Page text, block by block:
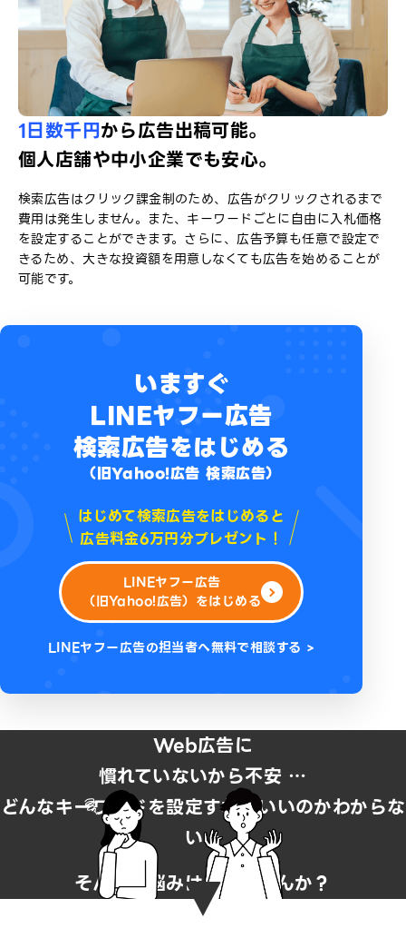
1日数千円から広告出稿可能。
個人店舗や中小企業でも安心。
検索広告はクリック課金制のため、広告がクリックされるまで
費用は発生しません。また、キーワードごとに自由に入札価格
を設定することができます。さらに、広告予算も任意で設定で
きるため、大きな投資額を用意しなくても広告を始めることが
可能です。
いますぐ
LINEヤフー広告
検索広告をはじめる
（旧Yahoo!広告 検索広告）
はじめて検索広告をはじめると
広告料金6万円分プレゼント！
LINEヤフー広告
（旧Yahoo!広告）をはじめる
LINEヤフー広告の担当者へ無料で相談する >
Web広告に
慣れていないから不安 …
どんなキーワードを設定すればいいのかわからな
い…
そんなお悩みはありませんか？